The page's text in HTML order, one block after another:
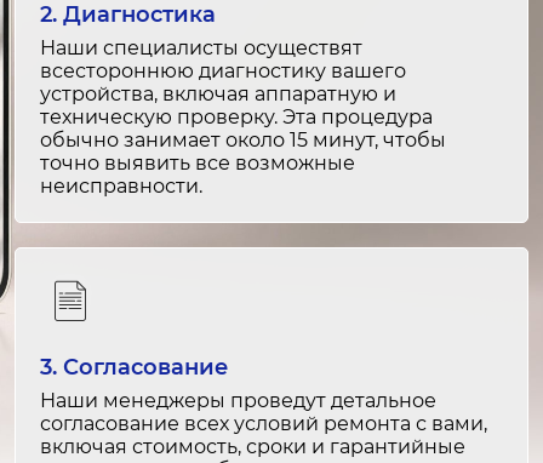
Замена защитной пленки
30 минут
от 500 ₽
Замена корпуса
3-4 часа
2-3 часа
Обновление программного
обеспечения
30 минут
2. Диагностика
Наши специалисты осуществят
всестороннюю диагностику вашего
устройства, включая аппаратную и
техническую проверку. Эта процедура
обычно занимает около 15 минут, чтобы
точно выявить все возможные
неисправности.
3. Согласование
Наши менеджеры проведут детальное
согласование всех условий ремонта с вами,
включая стоимость, сроки и гарантийные